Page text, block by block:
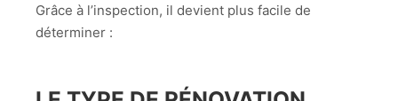
Grâce à l’inspection, il devient plus facile de
déterminer :